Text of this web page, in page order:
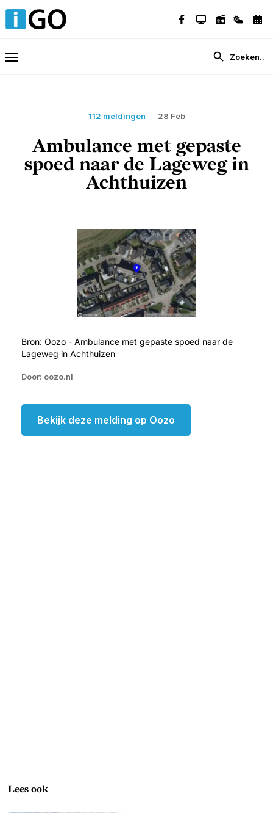
112 meldingen 28 Feb
Ambulance met gepaste
spoed naar de Lageweg in
Achthuizen
Bron: Oozo - Ambulance met gepaste spoed naar de
Lageweg in Achthuizen
Door: oozo.nl
Bekijk deze melding op Oozo
Lees ook